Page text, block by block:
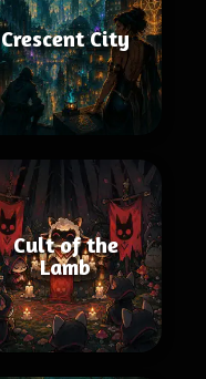
Crescent City
Cult of the
Lamb